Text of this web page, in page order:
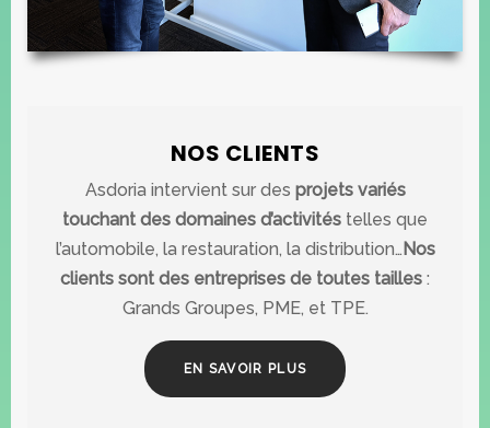
NOS CLIENTS
Asdoria intervient sur des projets variés
touchant des domaines d’activités telles que
l’automobile, la restauration, la distribution… Nos
clients sont des entreprises de toutes tailles :
Grands Groupes, PME, et TPE.
EN SAVOIR PLUS